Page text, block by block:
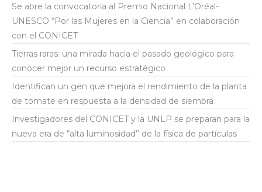
Se abre la convocatoria al Premio Nacional L’Oréal-
UNESCO “Por las Mujeres en la Ciencia” en colaboración
con el CONICET
Tierras raras: una mirada hacia el pasado geológico para
conocer mejor un recurso estratégico
Identifican un gen que mejora el rendimiento de la planta
de tomate en respuesta a la densidad de siembra
Investigadores del CONICET y la UNLP se preparan para la
nueva era de “alta luminosidad” de la física de partículas